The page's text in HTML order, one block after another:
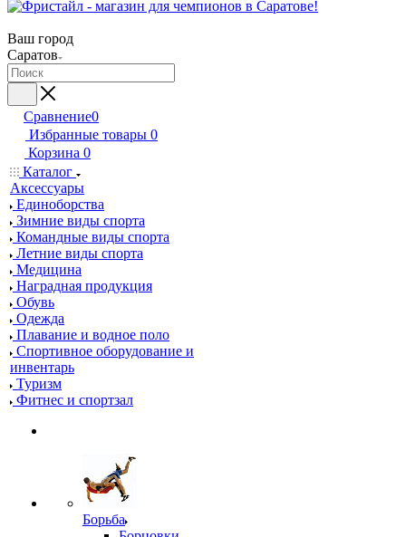
Ваш город
Саратов
Сравнение0
Избранные товары 0
Корзина 0
Каталог
Аксессуары
Единоборства
Зимние виды спорта
Командные виды спорта
Летние виды спорта
Медицина
Наградная продукция
Обувь
Одежда
Плавание и водное поло
Спортивное оборудование и
инвентарь
Туризм
Фитнес и спортзал
Борьба